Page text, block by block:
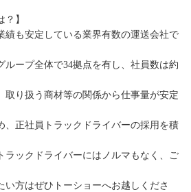
】
績も安定している業界有数の運送会社で
ループ全体で34拠点を有し、社員数は約
取り扱う商材等の関係から仕事量が安定
、正社員トラックドライバーの採用を積
ラックドライバーにはノルマもなく、ご
い方はぜひトーショーへお越しくださ